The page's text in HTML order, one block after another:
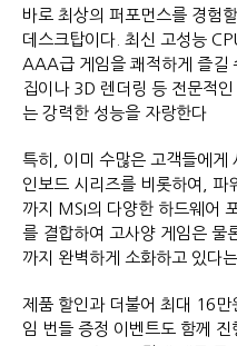
바로 최상의 퍼포먼스를 경험
데스크탑이다. 최신 고성능
AAA급 게임을 쾌적하게 즐길
집이나 3D 렌더링 등 전문적
는 강력한 성능을 자랑한다
특히, 이미 수많은 고객들에게
인보드 시리즈를 비롯하여, 파
까지 MSI의 다양한 하드웨어
를 결합하여 고사양 게임은 물
까지 완벽하게 소화하고 있
제품 할인과 더불어 최대 16만
임 번들 증정 이벤트도 함께